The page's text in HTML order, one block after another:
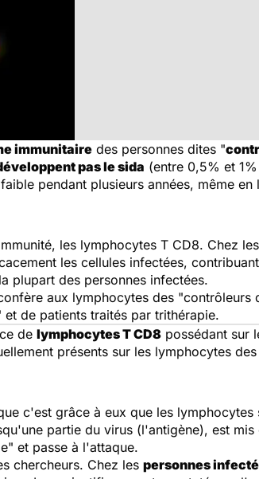
immunitaire des personnes dites "
pas le sida (entre 0,5% et
pendant plusieurs années, même en
les lymphocytes T CD8. Chez les
les cellules infectées,
plupart des personnes infectées.
aux lymphocytes des "contrôleurs
de patients traités par trithérapie.
de lymphocytes T CD8 possédant sur
présents sur les lymphocytes
c'est grâce à eux que les lymphocytes
partie du virus (l'antigène), est mis
et passe à l'attaque.
chercheurs. Chez les personnes